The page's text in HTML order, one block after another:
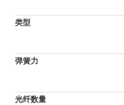
类型
弹簧力
光纤数量